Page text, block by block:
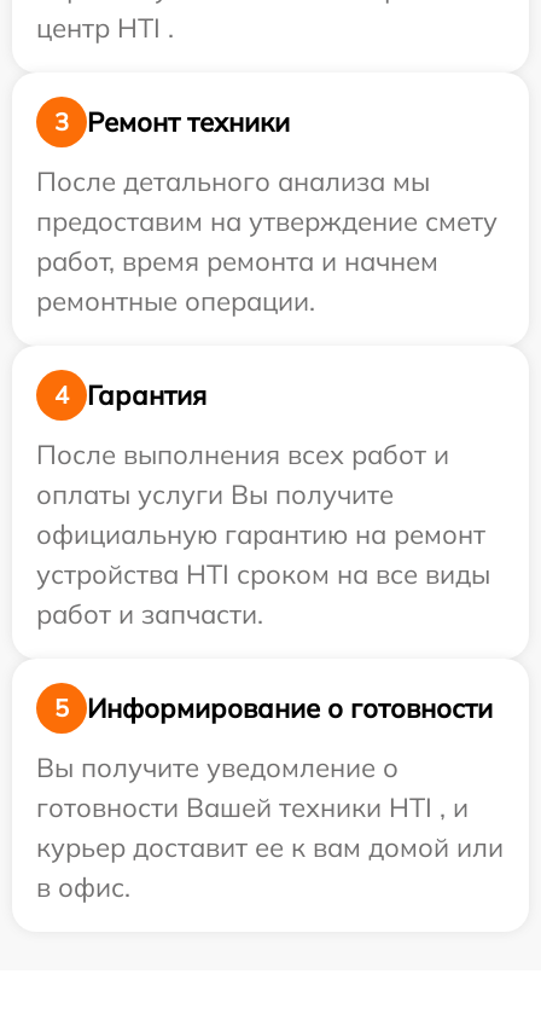
центр HTI .
3
Ремонт техники
После детального анализа мы
предоставим на утверждение смету
работ, время ремонта и начнем
ремонтные операции.
4
Гарантия
После выполнения всех работ и
оплаты услуги Вы получите
официальную гарантию на ремонт
устройства HTI сроком на все виды
работ и запчасти.
5
Информирование о готовности
Вы получите уведомление о
готовности Вашей техники HTI , и
курьер доставит ее к вам домой или
в офис.